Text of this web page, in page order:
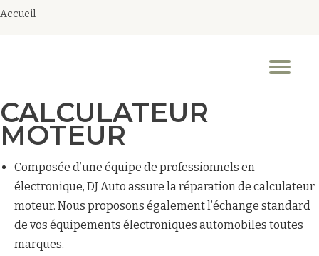
Accueil
CALCULATEUR
MOTEUR
Composée d’une équipe de professionnels en
électronique, DJ Auto assure la réparation de calculateur
moteur. Nous proposons également l’échange standard
de vos équipements électroniques automobiles toutes
marques.